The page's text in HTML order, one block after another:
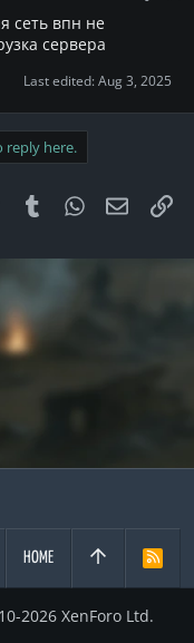
сеть впн не
сервера
Last edited:Aug 3, 2025
reply here.
PinterestTumblrWhatsApp
Email
HOME
R
2026 XenForo Ltd.